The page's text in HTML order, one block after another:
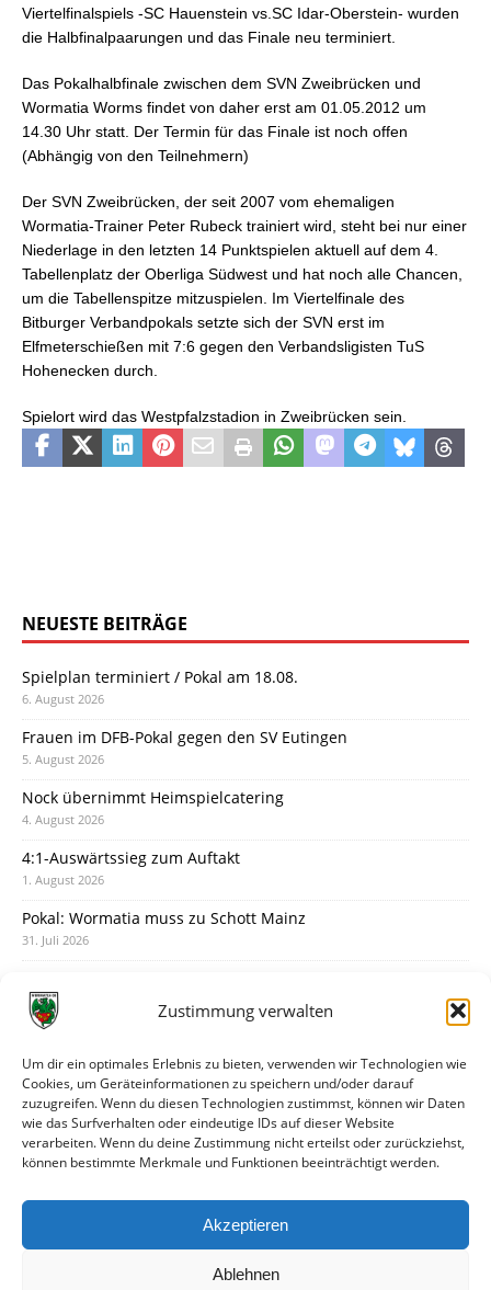
Zustimmung verwalten
Um dir ein optimales Erlebnis zu bieten, verwenden wir Technologien wie
Cookies, um Geräteinformationen zu speichern und/oder darauf
zuzugreifen. Wenn du diesen Technologien zustimmst, können wir Daten
wie das Surfverhalten oder eindeutige IDs auf dieser Website
verarbeiten. Wenn du deine Zustimmung nicht erteilst oder zurückziehst,
können bestimmte Merkmale und Funktionen beeinträchtigt werden.
Akzeptieren
Ablehnen
Viertelfinalspiels -SC Hauenstein vs.SC Idar-Oberstein- wurden
die Halbfinalpaarungen und das Finale neu terminiert.
Das Pokalhalbfinale zwischen dem SVN Zweibrücken und
Wormatia Worms findet von daher erst am 01.05.2012 um
14.30 Uhr statt. Der Termin für das Finale ist noch offen
(Abhängig von den Teilnehmern)
Der SVN Zweibrücken, der seit 2007 vom ehemaligen
Wormatia-Trainer Peter Rubeck trainiert wird, steht bei nur einer
Niederlage in den letzten 14 Punktspielen aktuell auf dem 4.
Tabellenplatz der Oberliga Südwest und hat noch alle Chancen,
um die Tabellenspitze mitzuspielen. Im Viertelfinale des
Bitburger Verbandpokals setzte sich der SVN erst im
Elfmeterschießen mit 7:6 gegen den Verbandsligisten TuS
Hohenecken durch.
Spielort wird das Westpfalzstadion in Zweibrücken sein.
NEUESTE BEITRÄGE
Spielplan terminiert / Pokal am 18.08.
6. August 2026
Frauen im DFB-Pokal gegen den SV Eutingen
5. August 2026
Nock übernimmt Heimspielcatering
4. August 2026
4:1-Auswärtssieg zum Auftakt
1. August 2026
Pokal: Wormatia muss zu Schott Mainz
31. Juli 2026
30. Juli 2026
28. Juli 2026
Neuer Rückensponsor
28. Juli 2026
Neue Podcast-Folge: So tickt Björn!
Eindrücke vom Stadionfest
27. Juli 2026